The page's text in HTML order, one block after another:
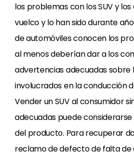
los problemas con los SUV y
vuelco y lo han sido durante
de automóviles conocen los
al menos deberían dar a los
advertencias adecuadas sobre
involucrados en la conducción
Vender un SUV al consumidor
adecuadas puede
del producto. Para recuperar
reclamo de defecto de falta